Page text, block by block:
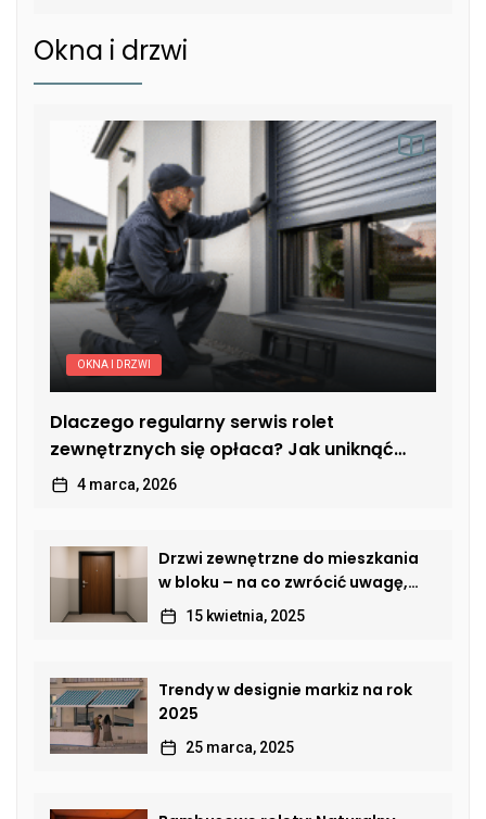
Okna i drzwi
OKNA I DRZWI
Dlaczego regularny serwis rolet
zewnętrznych się opłaca? Jak uniknąć
kosztownych usterek
4 marca, 2026
Drzwi zewnętrzne do mieszkania
w bloku – na co zwrócić uwagę,
by połączyć bezpieczeństwo,
estetykę i komfort?
15 kwietnia, 2025
Trendy w designie markiz na rok
2025
25 marca, 2025